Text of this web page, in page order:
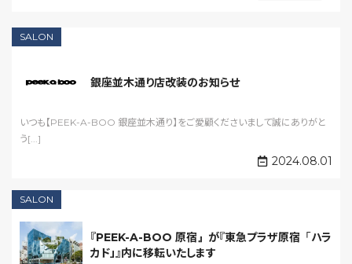
SALON
銀座並木通り店改装のお知らせ
いつも【PEEK-A-BOO 銀座並木通り】をご愛顧くださいまして誠にありがと
う[...]
2024.08.01
SALON
『PEEK-A-BOO 原宿』が『東急プラザ原宿「ハラ
カド」』内に移転いたします